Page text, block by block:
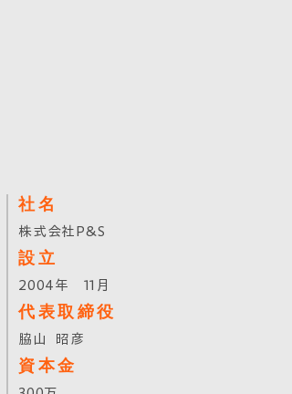
​社名
​株式会社P&S
​設立
2004年 11月
​代表取締役
​脇山 昭彦
​資本金